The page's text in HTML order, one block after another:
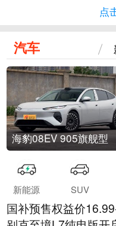
点
汽车
海豹08EV 905旗舰型
新能源 SUV
国补预售权益价